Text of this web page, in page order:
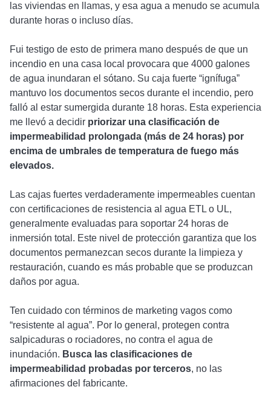
las viviendas en llamas, y esa agua a menudo se acumula
durante horas o incluso días.
Fui testigo de esto de primera mano después de que un
incendio en una casa local provocara que 4000 galones
de agua inundaran el sótano. Su caja fuerte “ignífuga”
mantuvo los documentos secos durante el incendio, pero
falló al estar sumergida durante 18 horas. Esta experiencia
me llevó a decidir priorizar una clasificación de
impermeabilidad prolongada (más de 24 horas) por
encima de umbrales de temperatura de fuego más
elevados.
Las cajas fuertes verdaderamente impermeables cuentan
con certificaciones de resistencia al agua ETL o UL,
generalmente evaluadas para soportar 24 horas de
inmersión total. Este nivel de protección garantiza que los
documentos permanezcan secos durante la limpieza y
restauración, cuando es más probable que se produzcan
daños por agua.
Ten cuidado con términos de marketing vagos como
“resistente al agua”. Por lo general, protegen contra
salpicaduras o rociadores, no contra el agua de
inundación. Busca las clasificaciones de
impermeabilidad probadas por terceros, no las
afirmaciones del fabricante.